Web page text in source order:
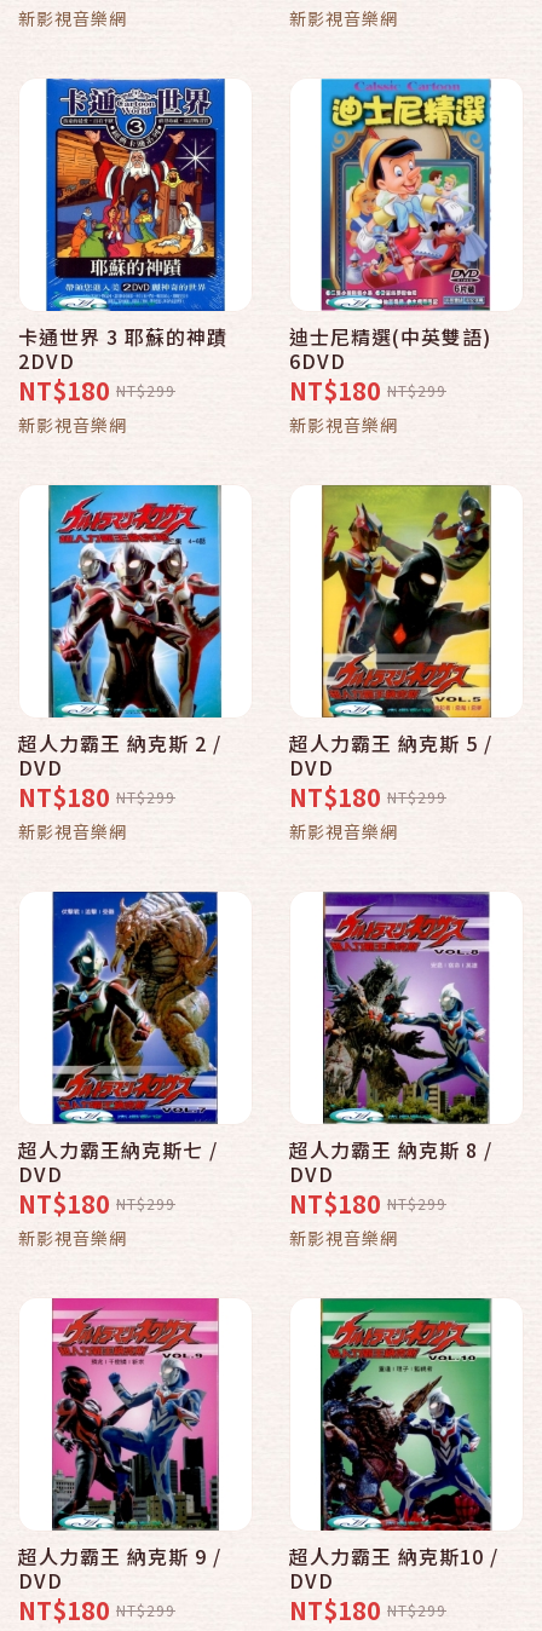
新影視音樂網 新影視音樂網
卡通世界 3 耶蘇的神蹟
2DVD
NT$180 NT$299
新影視音樂網
迪士尼精選(中英雙語)
6DVD
NT$180 NT$299
新影視音樂網
超人力霸王 納克斯 2 /
DVD
NT$180 NT$299
新影視音樂網
超人力霸王 納克斯 5 /
DVD
NT$180 NT$299
新影視音樂網
超人力霸王納克斯七 /
DVD
NT$180 NT$299
新影視音樂網
超人力霸王 納克斯 8 /
DVD
NT$180 NT$299
新影視音樂網
超人力霸王 納克斯 9 /
DVD
NT$180 NT$299
超人力霸王 納克斯10 /
DVD
NT$180 NT$299